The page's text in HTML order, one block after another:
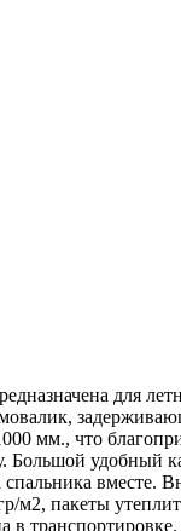
для
мм., что
Большой
вместе.
м2, пакеты
в